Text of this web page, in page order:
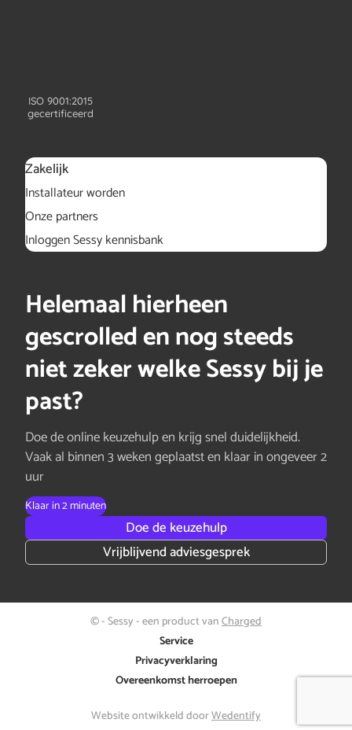
ISO 9001:2015
gecertificeerd
Zakelijk
Installateur worden
Onze partners
Inloggen Sessy kennisbank
Helemaal hierheen
gescrolled en nog steeds
niet zeker welke Sessy bij je
past?
Doe de online keuzehulp en krijg snel duidelijkheid.
Vaak al binnen 3 weken geplaatst en klaar in ongeveer 2
uur
Klaar in 2 minuten
Doe de keuzehulp
Vrijblijvend adviesgesprek
© - Sessy - een product vanCharged
Service
Privacyverklaring
Overeenkomst herroepen
Website ontwikkeld doorWedentify